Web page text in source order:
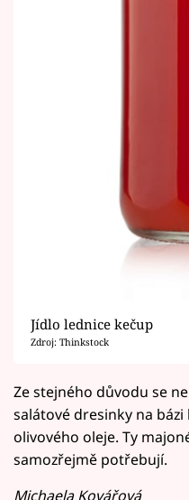
Jídlo lednice kečup
Zdroj: Thinkstock
Ze stejného důvodu se
salátové dresinky na
olivového oleje. Ty
samozřejmě potřebují.
Michaela Kovářová